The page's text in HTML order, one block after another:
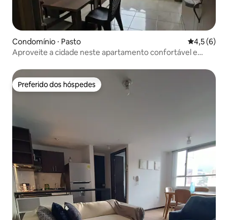
Condomínio ⋅ Pasto 4,5 de
4,5 (6)
Aproveite a cidade neste apartamento confortável e
Preferido dos hóspedes
Preferido dos hóspedes